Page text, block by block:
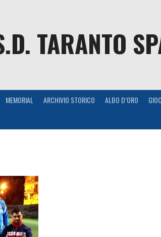
TARANTO
MEMORIAL ARCHIVIO STORICO ALBO D’ORO